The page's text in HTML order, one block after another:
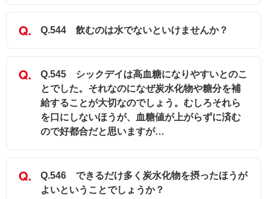
Q.544 飲むのは水でないといけませんか？
Q.545 シックデイは高血糖になりやすいとのこ
とでした。それなのになぜ炭水化物や糖分を補
給することが大切なのでしょう。むしろそれら
を口にしないほうが、血糖値が上がらずに済む
ので好都合だと思いますが…
Q.546 できるだけ多く炭水化物を摂ったほうが
よいということでしょうか？